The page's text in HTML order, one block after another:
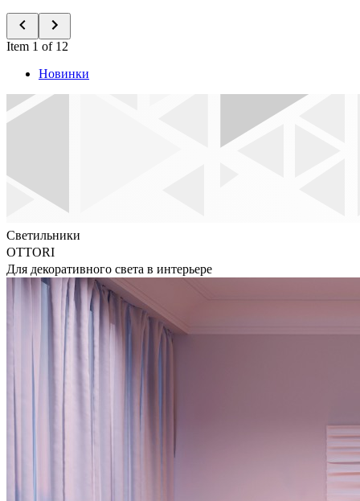
Item 1 of 12
Новинки
Светильники
OTTORI
Для декоративного света в интерьере